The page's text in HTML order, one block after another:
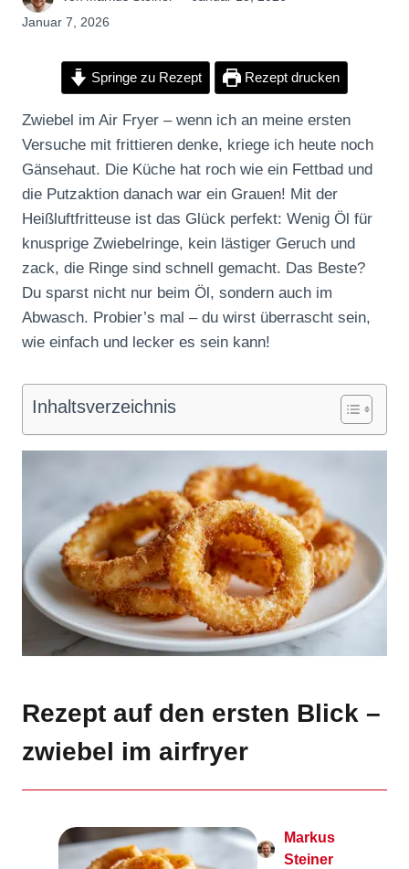
Januar 7, 2026
Springe zu Rezept Rezept drucken
Zwiebel im Air Fryer – wenn ich an meine ersten
Versuche mit frittieren denke, kriege ich heute noch
Gänsehaut. Die Küche hat roch wie ein Fettbad und
die Putzaktion danach war ein Grauen! Mit der
Heißluftfritteuse ist das Glück perfekt: Wenig Öl für
knusprige Zwiebelringe, kein lästiger Geruch und
zack, die Ringe sind schnell gemacht. Das Beste?
Du sparst nicht nur beim Öl, sondern auch im
Abwasch. Probier’s mal – du wirst überrascht sein,
wie einfach und lecker es sein kann!
Inhaltsverzeichnis
Rezept auf den ersten Blick –
zwiebel im airfryer
Markus
Steiner